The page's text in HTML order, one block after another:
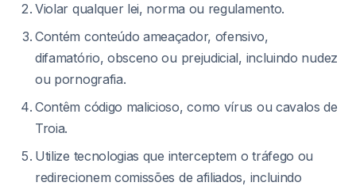
Violar qualquer lei, norma ou regulamento.
Contém conteúdo ameaçador, ofensivo,
difamatório, obsceno ou prejudicial, incluindo nudez
ou pornografia.
Contêm código malicioso, como vírus ou cavalos de
Troia.
Utilize tecnologias que interceptem o tráfego ou
redirecionem comissões de afiliados, incluindo